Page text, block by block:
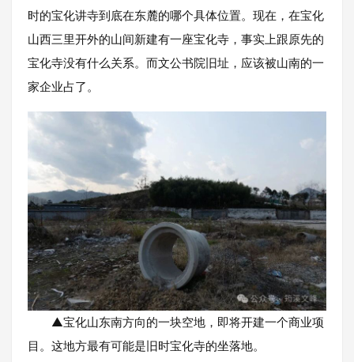
时的宝化讲寺到底在东麓的哪个具体位置。现在，在宝化
山西三里开外的山间新建有一座宝化寺，事实上跟原先的
宝化寺没有什么关系。而文公书院旧址，应该被山南的一
家企业占了。
▲宝化山东南方向的一块空地，即将开建一个商业项
目。这地方最有可能是旧时宝化寺的坐落地。